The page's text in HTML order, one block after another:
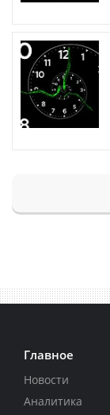
Главное
Новости
Аналитика